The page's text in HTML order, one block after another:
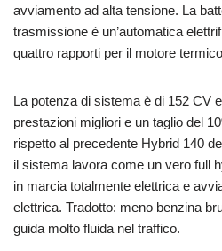
avviamento ad alta tensione. La
trasmissione è un’automatica
quattro rapporti per il motore
La potenza di sistema è di 152 CV
prestazioni migliori e un taglio del
rispetto al precedente Hybrid 140
il sistema lavora come un vero full
in marcia totalmente elettrica e
elettrica. Tradotto: meno benzina
guida molto fluida nel traffico.